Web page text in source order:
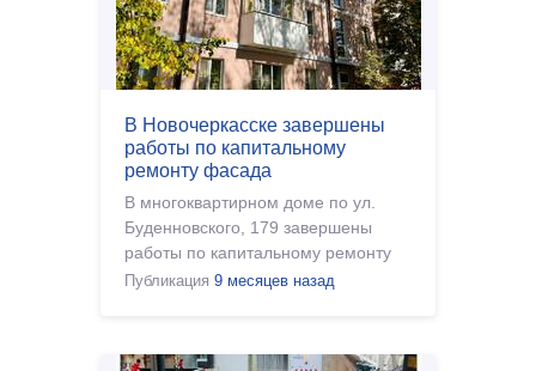
В Новочеркасске завершены
работы по капитальному
ремонту фасада
В многоквартирном доме по ул.
Буденновского, 179 завершены
работы по капитальному ремонту
фасада. 4-х этажный МКД был
Публикация 9 месяцев назад